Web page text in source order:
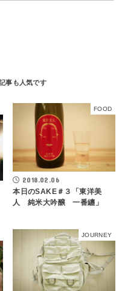
FOOD
2018.02.06
本日のSAKE＃３「東洋美
人 純米大吟醸 一番纏」
JOURNEY